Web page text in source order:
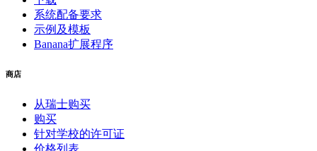
系统配备要求
示例及模板
Banana扩展程序
商店
从瑞士购买
购买
针对学校的许可证
价格列表